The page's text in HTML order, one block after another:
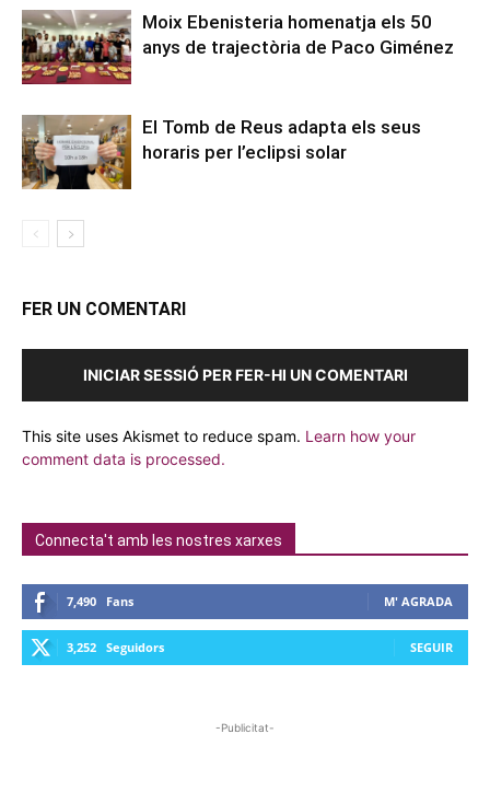
Moix Ebenisteria homenatja els 50
anys de trajectòria de Paco Giménez
El Tomb de Reus adapta els seus
horaris per l’eclipsi solar
FER UN COMENTARI
INICIAR SESSIÓ PER FER-HI UN COMENTARI
This site uses Akismet to reduce spam. Learn how your
comment data is processed.
Connecta't amb les nostres xarxes
7,490 Fans M' AGRADA
3,252 Seguidors SEGUIR
-Publicitat-